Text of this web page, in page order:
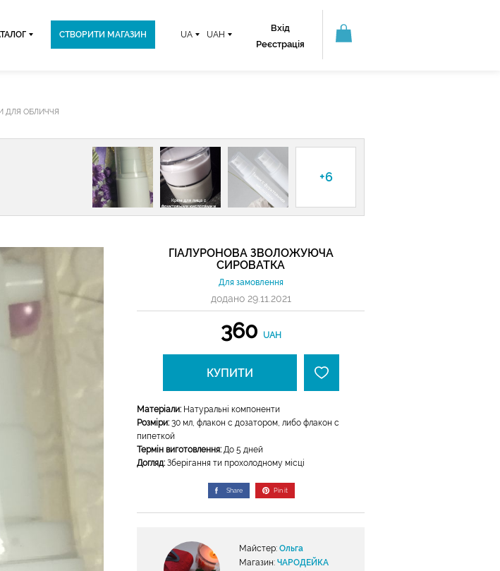
Вхід
Реєстрація
UAH
UA
СТВОРИТИ МАГАЗИН
ДЛЯ ОБЛИЧЧЯ
+6
ГІАЛУРОНОВА ЗВОЛОЖУЮЧА
СИРОВАТКА
Для замовлення
додано 29.11.2021
360 UAH
КУПИТИ
Матеріали: Натуральні компоненти
Розміри: 30 мл, флакон с дозатором, либо флакон с
пипеткой
Термін виготовлення:До 5 дней
Догляд: Зберігання ти прохолодному місці
Share Pin it
Майстер: Ольга
Магазин: ЧАРОДЕЙКА